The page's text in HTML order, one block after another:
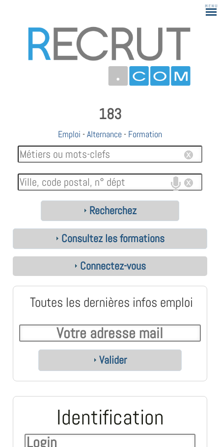
183
Emploi -Alternance - Formation
Recherchez
Consultez les formations
Connectez-vous
Toutes les dernières infos emploi
Valider
Identification